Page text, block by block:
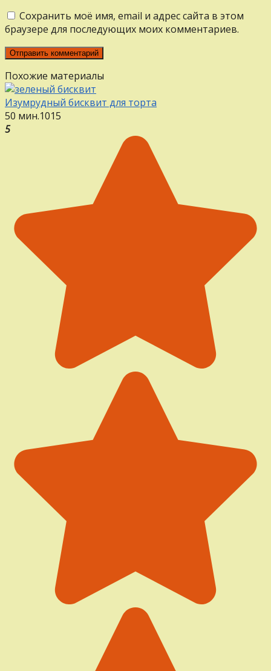
Сохранить моё имя, email и адрес сайта в этом
браузере для последующих моих комментариев.
Похожие материалы
Изумрудный бисквит для торта
50 мин.1015
5